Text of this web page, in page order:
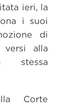
ieri, la
i suoi
di
versi alla
stessa
Corte